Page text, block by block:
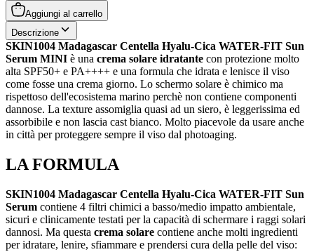
Aggiungi al carrello
Descrizione
SKIN1004 Madagascar Centella Hyalu-Cica WATER-FIT Sun
Serum MINI è una crema solare idratante con protezione molto
alta SPF50+ e PA++++ e una formula che idrata e lenisce il viso
come fosse una crema giorno. Lo schermo solare è chimico ma
rispettoso dell'ecosistema marino perchè non contiene componenti
dannose. La texture assomiglia quasi ad un siero, è leggerissima ed
assorbibile e non lascia cast bianco. Molto piacevole da usare anche
in città per proteggere sempre il viso dal photoaging.
LA FORMULA
SKIN1004 Madagascar Centella Hyalu-Cica WATER-FIT Sun
Serum contiene 4 filtri chimici a basso/medio impatto ambientale,
sicuri e clinicamente testati per la capacità di schermare i raggi solari
dannosi. Ma questa crema solare contiene anche molti ingredienti
per idratare, lenire, sfiammare e prendersi cura della pelle del viso: